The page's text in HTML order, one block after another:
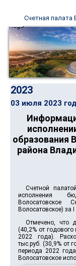
Счетная палата
2023
03 июля 2023
образования
района
Счетной
исполнения
Волосатовское) за
Отмечено, что
(40,2% от
2022 года).
тыс.руб. (30,9% от
периода 2022
Волосатовское